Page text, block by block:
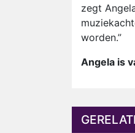
zegt
worden.”
Angela is